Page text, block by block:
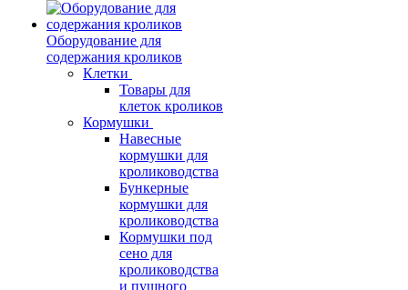
Оборудование для
содержания кроликов
Клетки
Товары для
клеток кроликов
Кормушки
Навесные
кормушки для
кролиководства
Бункерные
кормушки для
кролиководства
Кормушки под
сено для
кролиководства
и пушного